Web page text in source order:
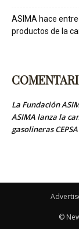
ASIMA hace
productos de la
La Fundación
ASIMA lanza la
gasolineras CEPSA
©